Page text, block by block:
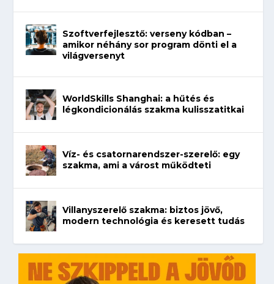
Szoftverfejlesztő: verseny kódban –
amikor néhány sor program dönti el a
világversenyt
WorldSkills Shanghai: a hűtés és
légkondicionálás szakma kulisszatitkai
Víz- és csatornarendszer-szerelő: egy
szakma, ami a várost működteti
Villanyszerelő szakma: biztos jövő,
modern technológia és keresett tudás